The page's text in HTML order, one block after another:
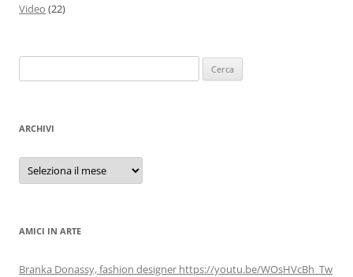
Video (22)
per:
ARCHIVI
Archivi
AMICI IN ARTE
Branka Donassy, fashion designer https://youtu.be/WOsHVcBh_Tw